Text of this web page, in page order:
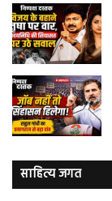
साहित्य जगत